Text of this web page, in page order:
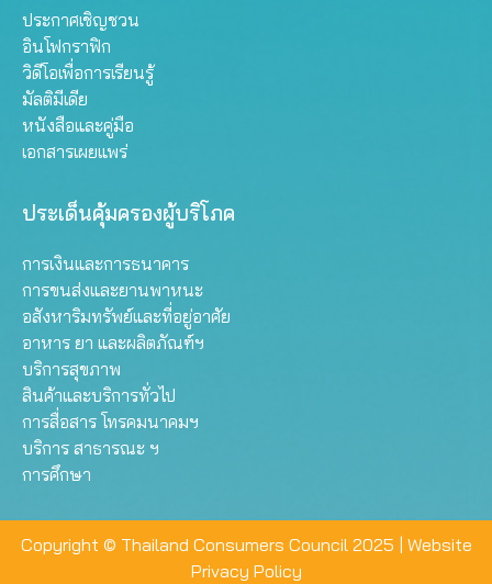
ประกาศเชิญชวน
อินโฟกราฟิก
วิดีโอเพื่อการเรียนรู้
มัลติมีเดีย
หนังสือและคู่มือ
เอกสารเผยแพร่
ประเด็นคุ้มครองผู้บริโภค
การเงินและการธนาคาร
การขนส่งและยานพาหนะ
อสังหาริมทรัพย์และที่อยู่อาศัย
อาหาร ยา และผลิตภัณฑ์ฯ
บริการสุขภาพ
สินค้าและบริการทั่วไป
การสื่อสาร โทรคมนาคมฯ
บริการ สาธารณะ ฯ
การศึกษา
Copyright © Thailand Consumers Council 2025 | Website
Privacy Policy